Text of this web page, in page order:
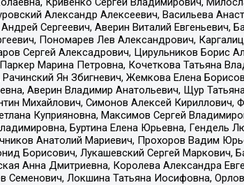
Александр Алексеевич, Васильева
Сергеевич, Аверин Виталий Евгеньевич,
Пономарев Лев Александрович,
Сергей Алексадрович, Цирульников Борис
Марина Петровна, Кочеткова Татьяна
Ян Збигневич, Жемкова Елена
Аверин Владимир Анатольевич, Щур
Михайлович, Симонов Алексей Кириллович,
Куприяновна, Максимов Сергей
Буртина Елена Юрьевна, Гендель
Анатолий Мариевич, Прохоров Вадим
Борисович, Лукашевский Сергей
Анна Дмитриевна, Королева Александра
Семенович, Локшина Татьяна Иосифовна,